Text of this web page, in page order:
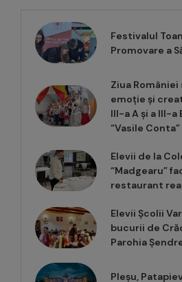
Festivalul
Promovare a
Ziua
emoție și
III-a A și a III-a
“Vasile
Elevii de la
“Madgearu”
restaurant
Elevii Școlii
bucurii de
Parohia
Pleșu,